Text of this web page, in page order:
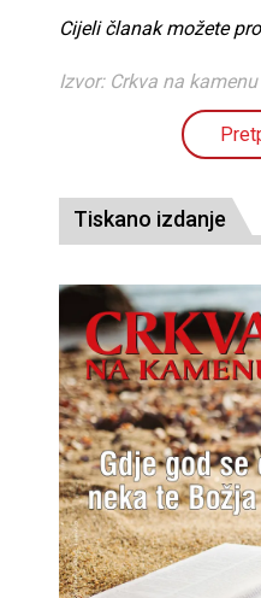
Cijeli članak možete
Izvor: Crkva na kamenu
Tiskano izdanje